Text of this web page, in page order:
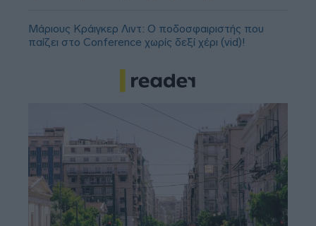
Μάριους Κράιγκερ Λιντ: Ο ποδοσφαιριστής που
παίζει στο Conference χωρίς δεξί χέρι (vid)!